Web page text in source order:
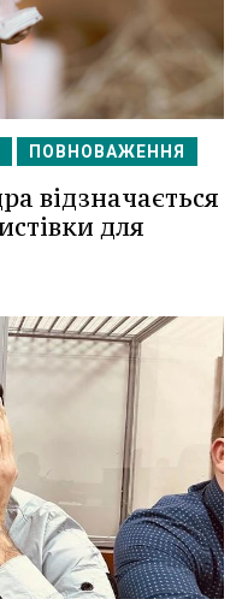
ПОВНОВАЖЕННЯ
відзначається
для